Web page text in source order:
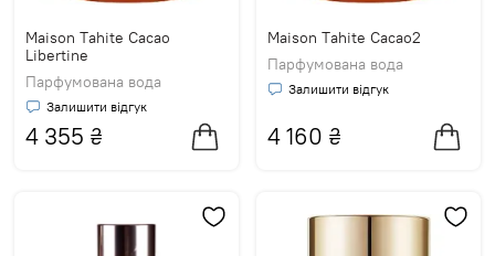
Maison Tahite Cacao
Libertine
Парфумована вода
Залишити відгук
4 355 ₴
Maison Tahite Cacao2
Парфумована вода
Залишити відгук
4 160 ₴